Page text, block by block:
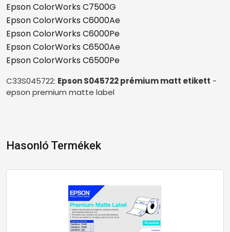
Epson ColorWorks C7500G
Epson ColorWorks C6000Ae
Epson ColorWorks C6000Pe
Epson ColorWorks C6500Ae
Epson ColorWorks C6500Pe
C33S045722: Epson S045722 prémium matt etikett -
epson premium matte label
Hasonló Termékek